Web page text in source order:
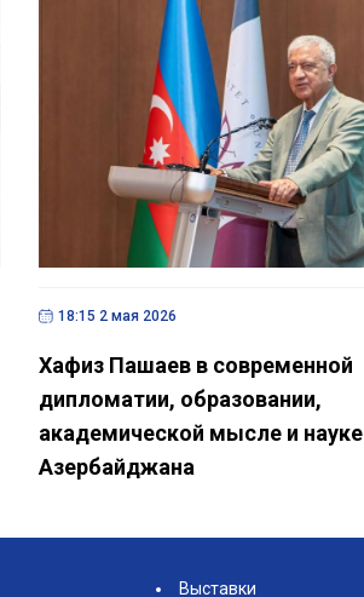
18:15 2 мая 2026
Хафиз Пашаев в современной
дипломатии, образовании,
академической мысле и науке
Азербайджана
Выставки